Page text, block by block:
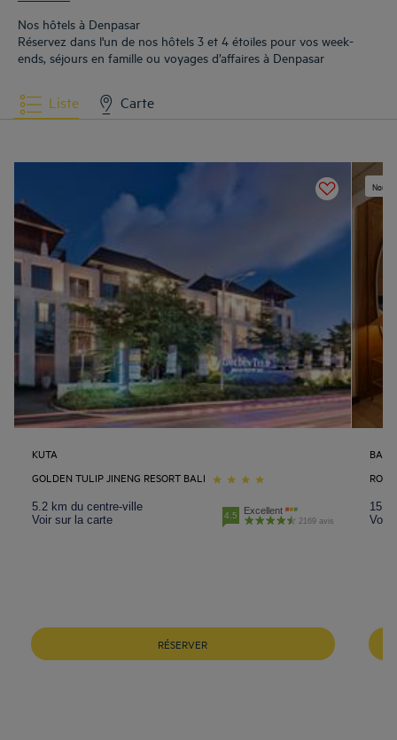
Nos hôtels à Denpasar
Réservez dans l'un de nos hôtels 3 et 4 étoiles pour vos week-
ends, séjours en famille ou voyages d’affaires à Denpasar
Liste Carte
KUTA
GOLDEN TULIP JINENG RESORT BALI
5.2 km du centre-ville
Voir sur la carte
4.5 Excellent
2169 avis
RÉSERVER
BALI
15.6
Voir